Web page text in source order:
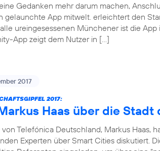
Gedanken mehr darum machen,
gelaunchte App mitwelt. erleichtert den
ureingesessenen Münchener ist die
App zeigt dem Nutzer in […]
2017
2017:
Haas über die
von Telefónica Deutschland, Markus Haas,
Experten über Smart Cities diskutiert.